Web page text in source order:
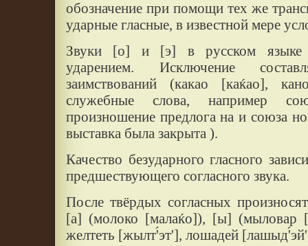
обозначение при помощи тех же
ударные гласные, в известной мере
Звуки [о] и [э] в русском языке
ударением. Исключение
заимствований (какао [каќао],
служебные слова, например
произношение предлога на и союза
выставка была закрыта ).
Качество безударного гласного
предшествующего согласного звука.
После твёрдых согласных
[а] (молоко [малаќо]), [ы] (мыловар
желтеть [жылт'́эт'], лошадей